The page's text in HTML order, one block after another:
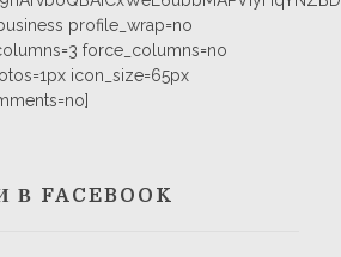
profile_wrap=no
force_columns=no
icon_size=65px
В FACEBOOK